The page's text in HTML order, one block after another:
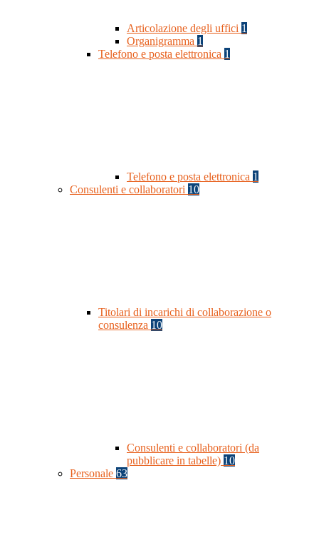
Articolazione degli uffici 1
Organigramma 1
Telefono e posta elettronica 1
Telefono e posta elettronica 1
Consulenti e collaboratori 10
Titolari di incarichi di collaborazione o
consulenza 10
Consulenti e collaboratori (da
pubblicare in tabelle) 10
Personale 63